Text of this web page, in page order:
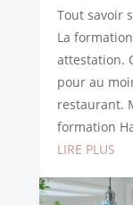
Tout savoir
La
attestation.
pour au
restaurant.
formation
LIRE PLUS